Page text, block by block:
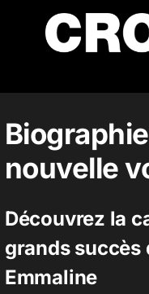
contenu
Accueil
Podcasts
Actualités
nouvelle
Découvrez la
grands succès
Emmaline